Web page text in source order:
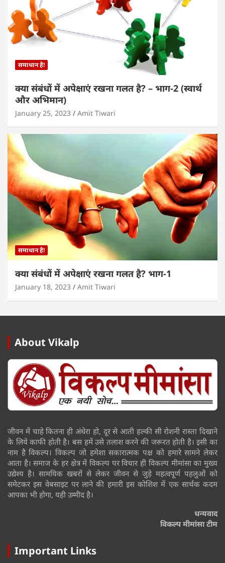
समाधान है!
क्या संबंधों में अपेक्षाएं रखना गलत है? – भाग-2 (स्वार्थ
और अभिमान)
January 25, 2023 Amit Tiwari
समाधान है!
क्या संबंधों में अपेक्षाएं रखना गलत है? भाग-1
January 18, 2023 Amit Tiwari
About Vikalp
जीवन में चाहे कितना ही अंधेरा हो, दूर से आती हल्की सी रोशनी रास्ता दिखाने
के लिये काफी होती है। बस हमें उसे तलाश करने की जरूरत होती है। इसी का
नाम है विकल्प। विकल्प जो हमेशा सकारात्मक पक्ष को हमारे सामने लेकर
आता है। समाज के हर क्षेत्र में विकल्प पर विचार ही विकल्प मीमांसा का मुख्य
उद्येश्य है। सामयिक खबरों से लेकर जीवन से जुड़े महत्वपूर्ण पहलुओं को
समेटकर इस वेबसाइट पर लाने की हमारी इस कोशिश में एक सार्थक कदम
आपका भी होगा, यही उम्मीद है।
धन्यवाद
विकल्प मीमांसा टीम
Important Links